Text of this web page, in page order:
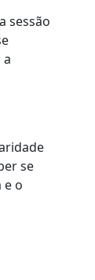
sessão
se
e o